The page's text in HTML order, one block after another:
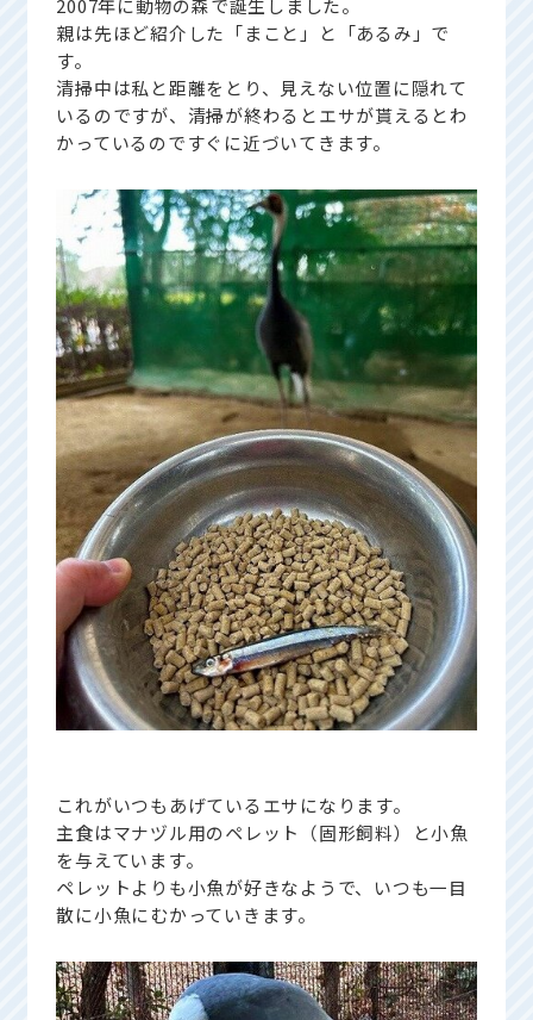
2007年に動物の森で誕生しました。
親は先ほど紹介した「まこと」と「あるみ」で
す。
清掃中は私と距離をとり、見えない位置に隠れて
いるのですが、清掃が終わるとエサが貰えるとわ
かっているのですぐに近づいてきます。
これがいつもあげているエサになります。
主食はマナヅル用のペレット（固形飼料）と小魚
を与えています。
ペレットよりも小魚が好きなようで、いつも一目
散に小魚にむかっていきます。